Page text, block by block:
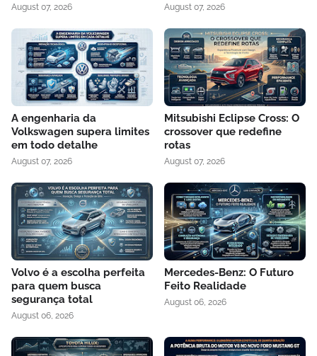
August 07, 2026 August 07, 2026
A engenharia da
Volkswagen supera limites
em todo detalhe
August 07, 2026
Mitsubishi Eclipse Cross: O
crossover que redefine
rotas
August 07, 2026
Volvo é a escolha perfeita
para quem busca
segurança total
August 06, 2026
Mercedes-Benz: O Futuro
Feito Realidade
August 06, 2026